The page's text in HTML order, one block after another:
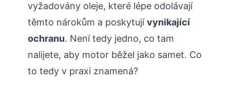
vyžadovány oleje, které lépe odolávají
těmto nárokům a poskytujívynikající
ochranu. Není tedy jedno, co tam
nalijete, aby motor běžel jako samet. Co
to tedy v praxi znamená?